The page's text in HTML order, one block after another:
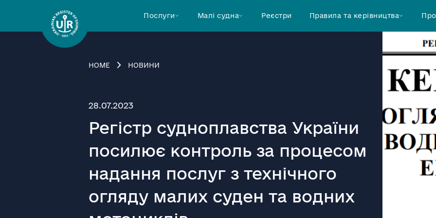
Послуги Малі судна Реєстри Правила та керівництва
HOME НОВИНИ
28.07.2023
Регістр судноплавства України
посилює контроль за процесом
надання послуг з технічного
огляду малих суден та водних